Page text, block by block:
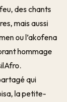
des chants
mais aussi
ou l’akofena
hommage
qui
la petite-